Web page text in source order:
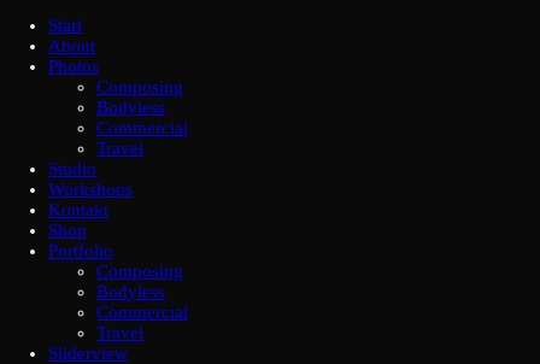
Start
About
Photos
Composing
Bodyless
Commercial
Travel
Studio
Workshops
Kontakt
Shop
Portfolio
Composing
Bodyless
Commercial
Travel
Sliderview